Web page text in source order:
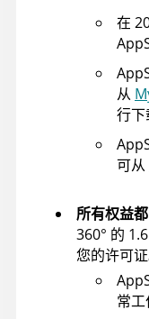
在
从
行下
可从
所有权益
360° 的
您的许可证
常工